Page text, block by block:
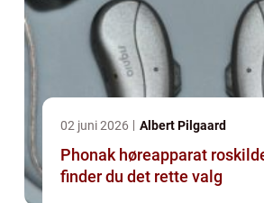
02 juni 2026 Albert Pilgaard
Phonak høreapparat roskilde
finder du det rette valg